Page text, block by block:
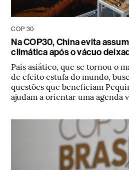
COP 30
Na COP30, China evita
climática após o vácuo
País asiático, que se tornou o
de efeito estufa do mundo,
questões que beneficiam
ajudam a orientar uma agenda